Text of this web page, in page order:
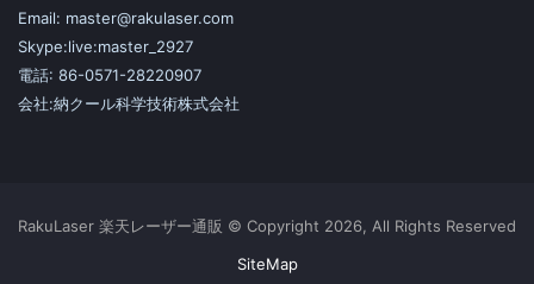
Email: master@rakulaser.com
Skype:live:master_2927
電話: 86-0571-28220907
会社:納クール科学技術株式会社
RakuLaser 楽天レーザー通販 © Copyright 2026, All Rights Reserved
SiteMap